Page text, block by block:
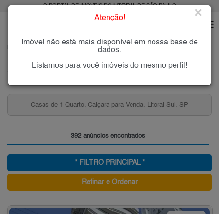
O PORTAL DE IMÓVEIS DOLITORALDE SÃO PAULO
PRAIA GRANDE
Imóveis à Venda na Caiçara, Praia Grande
Vila Caiçara - Praia Grande, Litoral
Casas de 1 Quarto, Caiçara para Venda, Litoral Sul, SP
392 anúncios encontrados
* FILTRO PRINCIPAL *
Refinar e Ordenar
Atenção! ×
Imóvel não está mais disponível em nossa base de
dados.
Listamos para você imóveis do mesmo perfil!